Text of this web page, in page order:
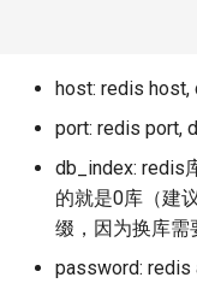
json-var
host: redis host,
port: redis port,
db_index: redis
的就是0库（建
缀，因为换库需
password: redis